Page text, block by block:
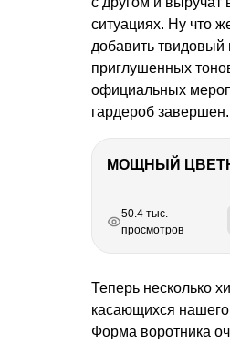
ситуациях. Ну что
добавить твидовый
приглушенных
официальных
гардероб завершен.
РЕКЛАМА
РЕКЛАМА
РЕКЛАМА
РЕКЛАМА
РЕКЛАМА
50.4 тыс.
просмотров
Теперь несколько
касающихся нашего
Форма воротника